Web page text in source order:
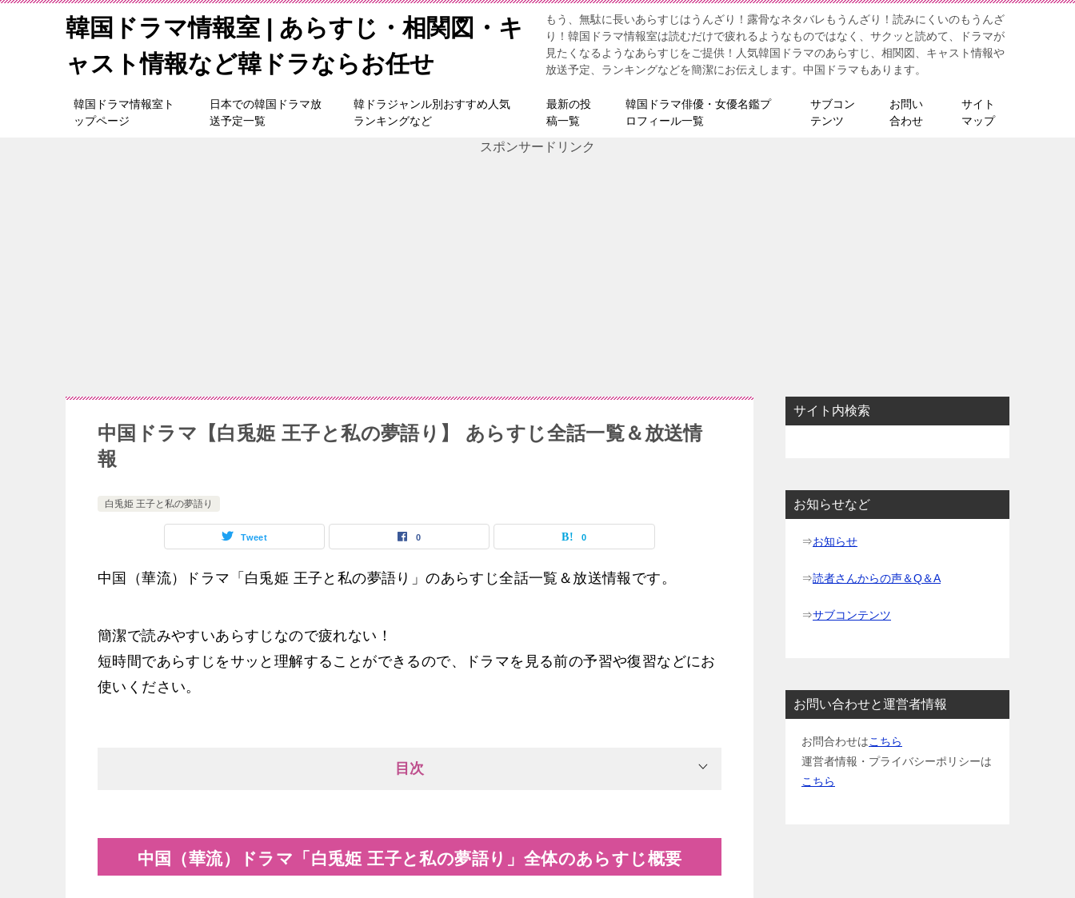
韓国ドラマ情報室 | あらすじ・相関図・キ
ャスト情報など韓ドラならお任せ
もう、無駄に長いあらすじはうんざり！露骨なネタバレもうんざり！読みにくいのもうんざ
り！韓国ドラマ情報室は読むだけで疲れるようなものではなく、サクッと読めて、ドラマが
見たくなるようなあらすじをご提供！人気韓国ドラマのあらすじ、相関図、キャスト情報や
放送予定、ランキングなどを簡潔にお伝えします。中国ドラマもあります。
韓国ドラマ情報室ト
ップページ
日本での韓国ドラマ放
送予定一覧
韓ドラジャンル別おすすめ人気
ランキングなど
最新の投
稿一覧
韓国ドラマ俳優・女優名鑑プ
ロフィール一覧
サブコン
テンツ
お問い
合わせ
サイト
マップ
スポンサードリンク
中国ドラマ【白兎姫 王子と私の夢語り】 あらすじ全話一覧＆放送情
報
白兎姫 王子と私の夢語り
Tweet 0 0
中国（華流）ドラマ「白兎姫 王子と私の夢語り」のあらすじ全話一覧＆放送情報です。
簡潔で読みやすいあらすじなので疲れない！
短時間であらすじをサッと理解することができるので、ドラマを見る前の予習や復習などにお
使いください。
目次
中国（華流）ドラマ「白兎姫 王子と私の夢語り」全体のあらすじ概要
サイト内検索
お知らせなど
⇒お知らせ
⇒読者さんからの声＆Q＆A
⇒サブコンテンツ
お問い合わせと運営者情報
お問合わせはこちら
運営者情報・プライバシーポリシーは
こちら